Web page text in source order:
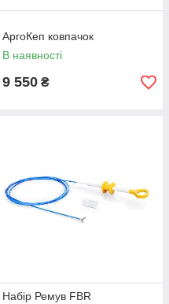
АргоКеп ковпачок
В наявності
9 550 ₴
Набір Ремув FBR